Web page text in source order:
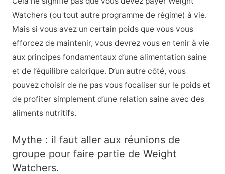
Watchers (ou tout autre programme de régime) à vie.
Mais si vous avez un certain poids que vous vous
efforcez de maintenir, vous devrez vous en tenir à vie
aux principes fondamentaux d’une alimentation saine
et de l’équilibre calorique. D’un autre côté, vous
pouvez choisir de ne pas vous focaliser sur le poids et
de profiter simplement d’une relation saine avec des
aliments nutritifs.
Mythe : il faut aller aux réunions de
groupe pour faire partie de Weight
Watchers.